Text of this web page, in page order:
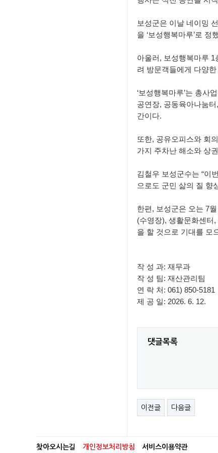
보성군, 청년 창업
2026년「AI 디지털
보성군은 이날 네이밍
을 ‘보성행복마루’로 정
아울러, 보성행복마루
려 방문객들에게 다양
‘보성행복마루’는 총사
공연장, 공동육아나눔
간이다.
또한, 공유오피스와 회
가지 주차난 해소와 상
김철우 보성군수는 “이
으로도 군민 삶의 질 향
한편, 보성군은 오는 7
(수영장), 생활문화센터
을 할 것으로 기대를 모
작 성 과: 재무과
작 성 팀: 재산관리팀
연 락 처: 061) 850-5181
제 공 일: 2026. 6. 12.
댓글목록
이전글 다음글
찾아오시는길 개인정보처리방침 서비스이용약관